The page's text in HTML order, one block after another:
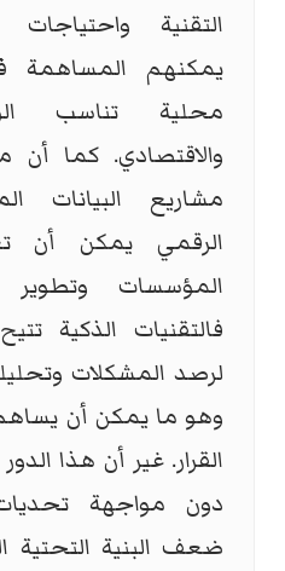
التقنية
يمكنهم
محلية تناسب
والاقتصادي. كما أن
مشاريع البيانات
الرقمي يمكن أن
المؤسسات وتطوير
فالتقنيات الذكية
لرصد المشكلات
وهو ما يمكن أن
القرار. غير أن هذا
دون مواجهة
ضعف البنية التحتية